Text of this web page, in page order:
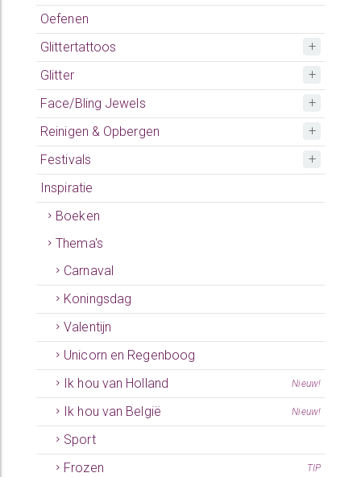
Oefenen
Glittertattoos
Glitter
Face/Bling Jewels
Reinigen & Opbergen
Festivals
Inspiratie
Boeken
Thema's
Carnaval
Koningsdag
Valentijn
Unicorn en Regenboog
Ik hou van Holland
Nieuw!
Ik hou van België Nieuw!
Sport
Frozen
TIP